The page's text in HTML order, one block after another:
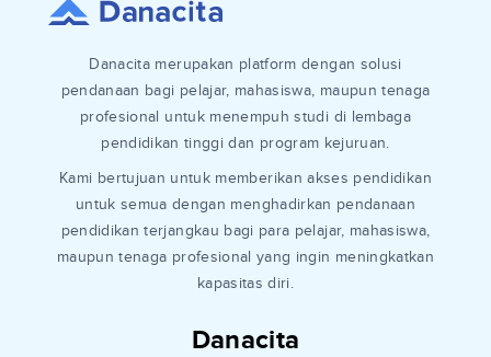
Danacita
Danacita merupakan platform dengan solusi
pendanaan bagi pelajar, mahasiswa, maupun tenaga
profesional untuk menempuh studi di lembaga
pendidikan tinggi dan program kejuruan.
Kami bertujuan untuk memberikan akses pendidikan
untuk semua dengan menghadirkan pendanaan
pendidikan terjangkau bagi para pelajar, mahasiswa,
maupun tenaga profesional yang ingin meningkatkan
kapasitas diri.